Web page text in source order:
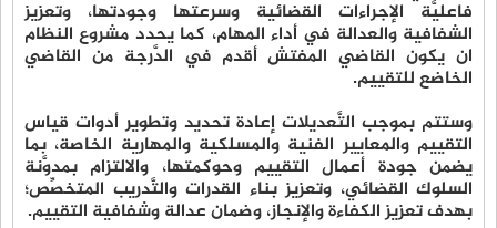
فاعليَّة الإجراءات القضائية وسرعتها وجودتها، وتعزيز
الشفافية والعدالة في أداء المهام، كما يحدد مشروع النظام
ان يكون القاضي المفتش أقدم في الدَّرجة من القاضي
الخاضع للتقييم.
وستتم بموجب التَّعديلات إعادة تحديد وتطوير أدوات قياس
التقييم والمعايير الفنية والمسلكية والمهارية الخاصة، بما
يضمن جودة أعمال التقييم وحوكمتها، والالتزام بمدوَّنة
السلوك القضائي، وتعزيز بناء القدرات والتَّدريب المتخصِّص؛
بهدف تعزيز الكفاءة والإنجاز، وضمان عدالة وشفافية التقييم.